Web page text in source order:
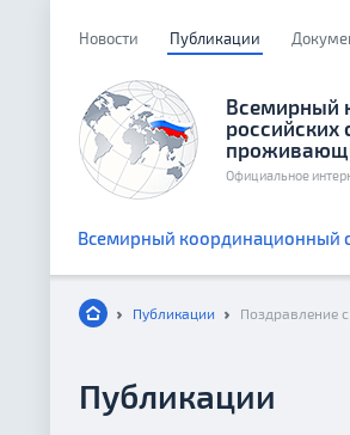
Новости Публикации
Всемирный
российских
Официальное
Всемирный координационный
Публикации
Публикации